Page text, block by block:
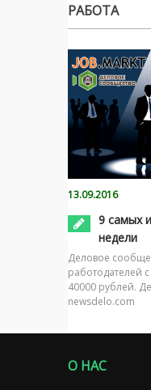
РАБОТА
13.09.2016
9 самых
недели
Деловое
работодателей
40000 рублей.
newsdelo.com
О НАС